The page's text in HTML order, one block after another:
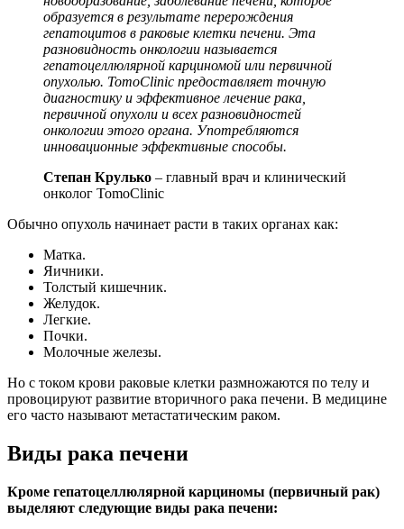
образуется в результате перерождения
гепатоцитов в раковые клетки печени. Эта
разновидность онкологии называется
гепатоцеллюлярной карциномой или первичной
опухолью. TomoClinic предоставляет точную
диагностику и эффективное лечение рака,
первичной опухоли и всех разновидностей
онкологии этого органа. Употребляются
инновационные эффективные способы.
Степан Крулько – главный врач и клинический
онколог TomoClinic
Обычно опухоль начинает расти в таких органах как:
Матка.
Яичники.
Толстый кишечник.
Желудок.
Легкие.
Почки.
Молочные железы.
Но с током крови раковые клетки размножаются по телу и
провоцируют развитие вторичного рака печени. В медицине
его часто называют метастатическим раком.
Виды рака печени
Кроме гепатоцеллюлярной карциномы (первичный рак)
выделяют следующие виды рака печени: